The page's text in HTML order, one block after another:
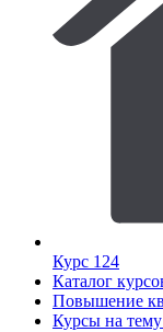
Курс 124
Каталог
Повышение
Курсы на